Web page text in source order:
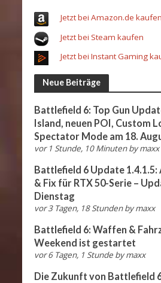
Jetzt bei Amazon.de kaufen
Jetzt bei Steam kaufen
Jetzt bei Instant Gaming
Neue Beiträge
Battlefield 6: Top Gun
Island, neuen POI, Custom
Spectator Mode am 18.
vor 1 Stunde, 10 Minuten bymaxx
Battlefield 6 Update 1.4.1.5:
& Fix für RTX 50-Serie –
Dienstag
vor 3 Tagen, 18 Stunden bymaxx
Battlefield 6: Waffen &
Weekend ist gestartet
vor 6 Tagen, 1 Stunde bymaxx
Die Zukunft von Battlefield